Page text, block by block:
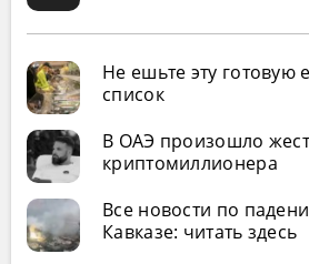
Не ешьте эту готовую
список
В ОАЭ произошло
криптомиллионера
Все новости по
Кавказе: читать здесь